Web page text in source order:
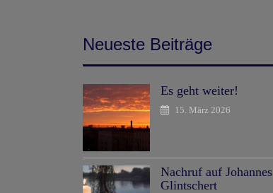
Neueste Beiträge
Es geht weiter!
15. März 2026
Nachruf auf Johannes
Glintschert